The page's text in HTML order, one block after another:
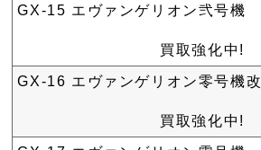
GX-15 エヴァンゲリオン弐号機
買取強化中!
GX-16 エヴァンゲリオン零号機改
買取強化中!